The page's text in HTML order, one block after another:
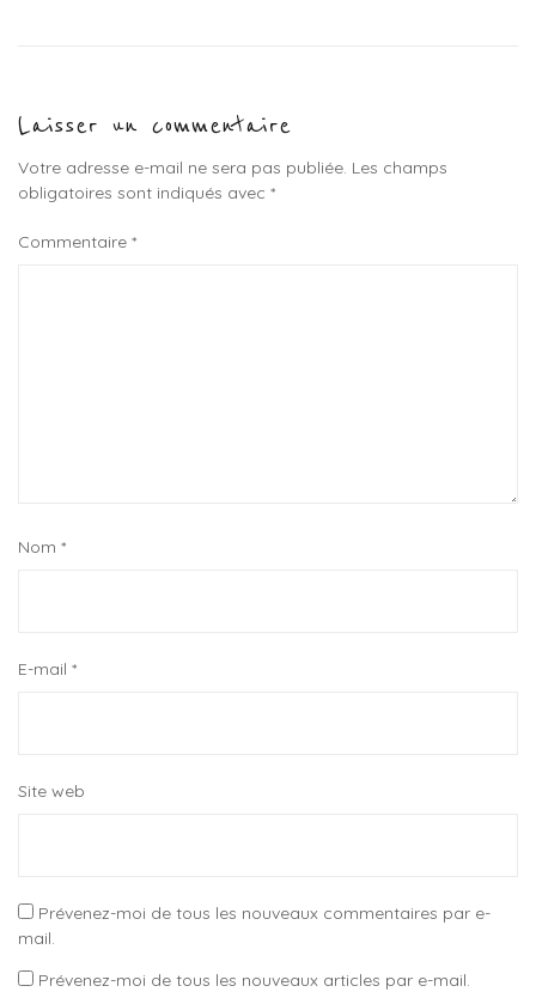
Laisser un commentaire
Votre adresse e-mail ne sera pas publiée. Les champs
obligatoires sont indiqués avec *
Commentaire *
Nom *
E-mail *
Site web
Prévenez-moi de tous les nouveaux commentaires par e-
mail.
Prévenez-moi de tous les nouveaux articles par e-mail.